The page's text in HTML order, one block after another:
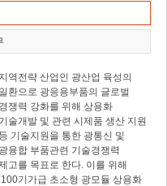
지역전략 산업인 광산업 육성의
일환으로 광응용부품의 글로벌
경쟁력 강화를 위해 상용화
기술개발 및 관련 시제품 생산 지원
등 기술지원을 통한 광통신 및
광융합 부품관련 기술경쟁력
고를 목표로 한다. 이를 위해
기가급 초소형 광모듈 상용화